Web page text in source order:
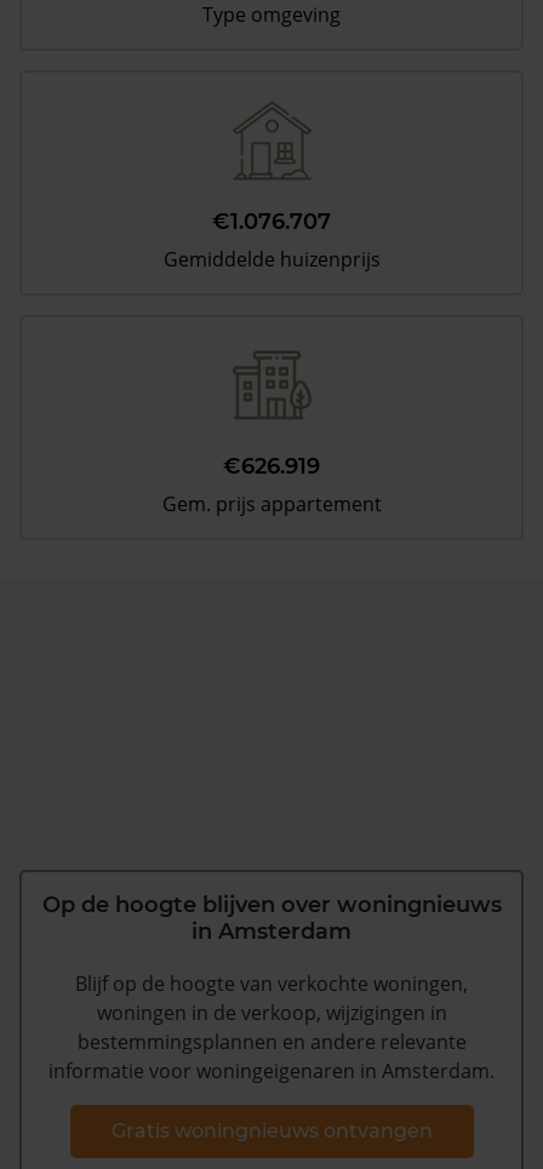
Type omgeving
€1.076.707
Gemiddelde huizenprijs
€626.919
Gem. prijs appartement
Op de hoogte blijven over woningnieuws
in Amsterdam
Blijf op de hoogte van verkochte woningen,
woningen in de verkoop, wijzigingen in
bestemmingsplannen en andere relevante
informatie voor woningeigenaren in Amsterdam.
Gratis woningnieuws ontvangen